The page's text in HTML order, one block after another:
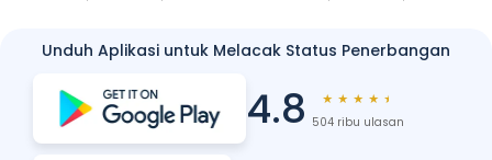
Unduh Aplikasi untuk Melacak Status Penerbangan
4.8 ★ ★ ★ ★ ★
504 ribu ulasan